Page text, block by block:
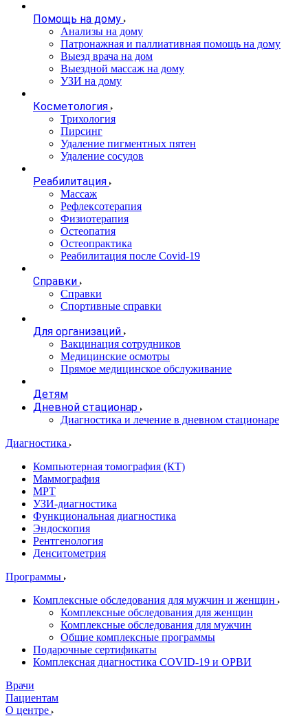
Помощь на дому
Анализы на дому
Патронажная и паллиативная помощь на дому
Выезд врача на дом
Выездной массаж на дому
УЗИ на дому
Косметология
Трихология
Пирсинг
Удаление пигментных пятен
Удаление сосудов
Реабилитация
Массаж
Рефлексотерапия
Физиотерапия
Остеопатия
Остеопрактика
Реабилитация после Covid-19
Справки
Справки
Спортивные справки
Для организаций
Вакцинация сотрудников
Медицинские осмотры
Прямое медицинское обслуживание
Детям
Дневной стационар
Диагностика и лечение в дневном стационаре
Диагностика
Компьютерная томография (КТ)
Маммография
МРТ
УЗИ-диагностика
Функциональная диагностика
Эндоскопия
Рентгенология
Денситометрия
Программы
Комплексные обследования для мужчин и женщин
Комплексные обследования для женщин
Комплексные обследования для мужчин
Общие комплексные программы
Подарочные сертификаты
Комплексная диагностика COVID-19 и ОРВИ
Врачи
Пациентам
О центре